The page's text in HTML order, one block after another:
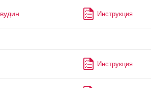
Инструкция
Инструкция